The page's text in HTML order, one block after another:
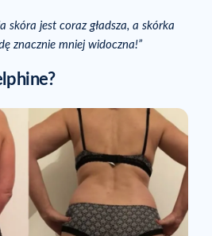
skóra jest coraz gładsza, a skórka
znacznie mniej widoczna!”